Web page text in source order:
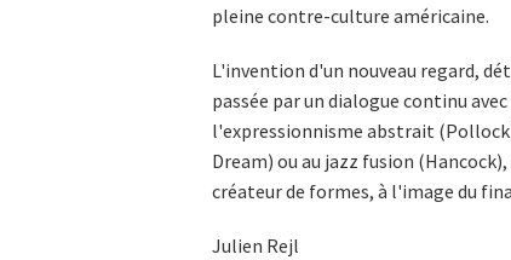
pleine contre-culture américaine.
L'invention d'un nouveau regard,
passée par un dialogue continu
l'expressionnisme abstrait
Dream) ou au jazz fusion
créateur de formes, à l'image du
Julien Rejl